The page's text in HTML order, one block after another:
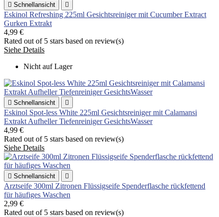
 Schnellansicht 
Eskinol Refreshing 225ml Gesichtsreiniger mit Cucumber Extract
Gurken Extrakt
4,99 €
Rated out of 5 stars based on review(s)
Siehe Details
Nicht auf Lager
 Schnellansicht 
Eskinol Spot-less White 225ml Gesichtsreiniger mit Calamansi
Extrakt Aufheller Tiefenreiniger GesichtsWasser
4,99 €
Rated out of 5 stars based on review(s)
Siehe Details
 Schnellansicht 
Arztseife 300ml Zitronen Flüssigseife Spenderflasche rückfettend
für häufiges Waschen
2,99 €
Rated out of 5 stars based on review(s)